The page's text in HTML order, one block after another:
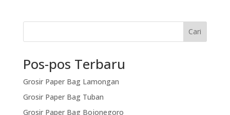
Cari
Pos-pos Terbaru
Grosir Paper Bag Lamongan
Grosir Paper Bag Tuban
Grosir Paper Bag Bojonegoro